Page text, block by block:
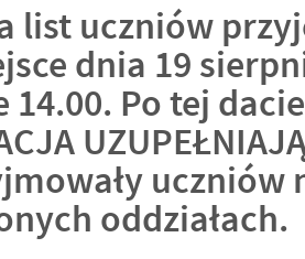
list uczniów
dnia 19
14.00. Po tej
uczniów
oddziałach.